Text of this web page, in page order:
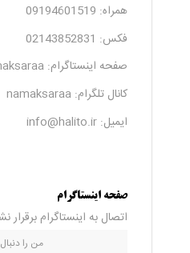
همراه: 09194601519
فکس: 02143852831
صفحه اینستاگرام:
کانال تلگرام: namaksaraa
ایمیل: info@halito.ir
صفحه اینستاگرام
اتصال به اینستاگرام برقرار
من را